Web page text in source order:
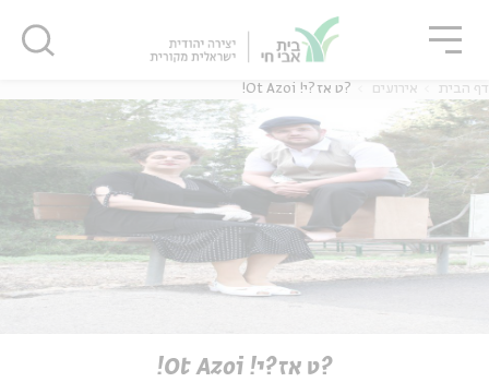
דף הבית אירועים ?ט אז?י! Ot Azoi!
?ט אז?י! Ot Azoi!
סגור